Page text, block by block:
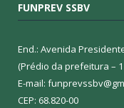
FUNPREV SSBV
End.: Avenida
(Prédio da prefeitura –
E-mail:
CEP: 68.820-00